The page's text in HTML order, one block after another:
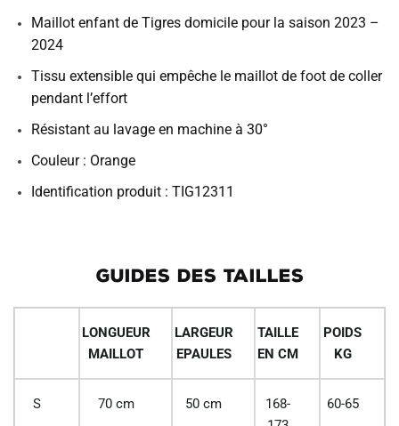
Maillot enfant de Tigres domicile pour la saison 2023 –
2024
Tissu extensible qui empêche le maillot de foot de coller
pendant l’effort
Résistant au lavage en machine à 30°
Couleur : Orange
Identification produit : TIG12311
GUIDES DES TAILLES
LONGUEUR
MAILLOT
LARGEUR
EPAULES
TAILLE
EN CM
POIDS
KG
S 70 cm 50 cm
168-
60-65